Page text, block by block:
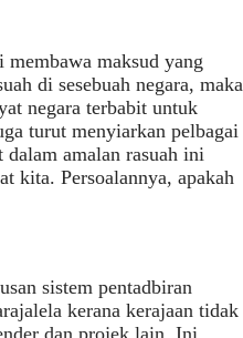
maksud yang
di sesebuah negara, maka
negara terbabit untuk
turut menyiarkan pelbagai
amalan rasuah ini
kita. Persoalannya, apakah
sistem pentadbiran
kerana kerajaan tidak
dan projek lain. Ini